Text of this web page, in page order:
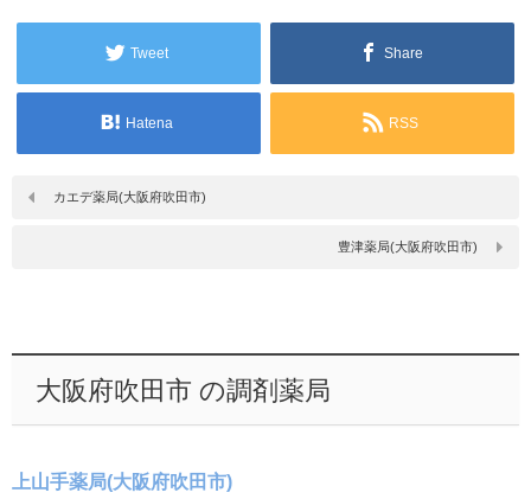
Tweet Share
Hatena RSS
カエデ薬局(大阪府吹田市)
豊津薬局(大阪府吹田市)
大阪府吹田市 の調剤薬局
上山手薬局(大阪府吹田市)